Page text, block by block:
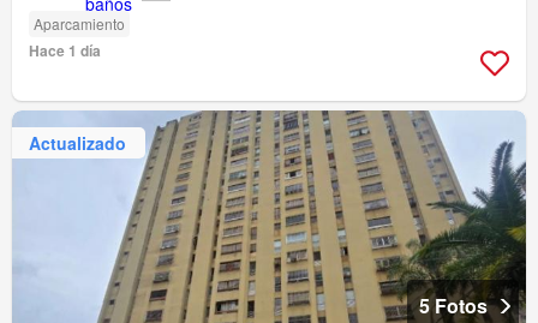
Aparcamiento
Hace 1 día
Actualizado
5 Fotos